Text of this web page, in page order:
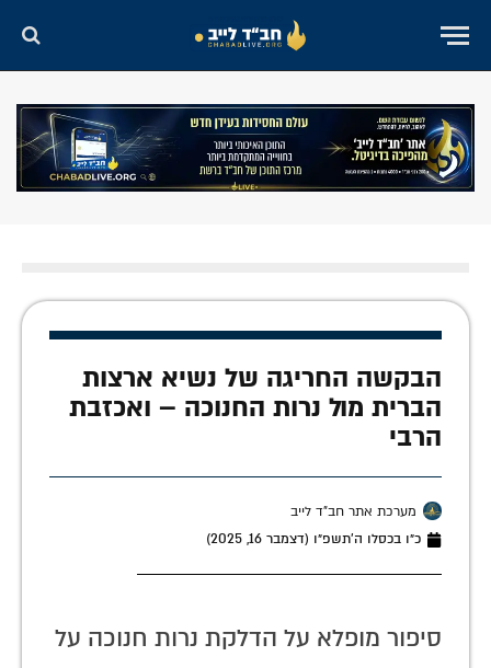
הבקשה החריגה של נשיא ארצות
הברית מול נרות החנוכה – ואכזבת
הרבי
מערכת אתר חב"ד לייב
כ״ו בכסלו ה׳תשפ״ו (דצמבר 16, 2025)
סיפור מופלא על הדלקת נרות חנוכה על